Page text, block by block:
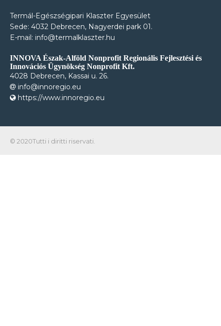
Termál-Egészségipari Klaszter Egyesület
Sede: 4032 Debrecen, Nagyerdei park 01.
E-mail: info@termalklaszter.hu
INNOVA Észak-Alföld Nonprofit Regionális Fejlesztési és
Innovációs Ügynökség Nonprofit Kft.
4028 Debrecen, Kassai u. 26.
info@innoregio.eu
https://www.innoregio.eu
© 2020Tutti i diritti riservati.